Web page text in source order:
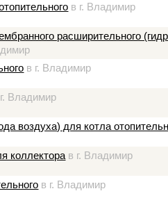
в г. Владимир
расширительного
в г. Владимир
Владимир
воздуха) для котла
коллектора в г. Владимир
в г. Владимир